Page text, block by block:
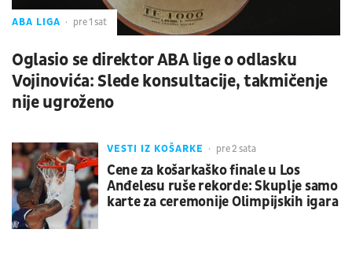
ABA LIGA pre 1 sat
Oglasio se direktor ABA lige o odlasku
Vojinovića: Slede konsultacije, takmičenje
nije ugroženo
VESTI IZ KOŠARKE pre 2 sata
Cene za košarkaško finale u Los
Anđelesu ruše rekorde: Skuplje samo
karte za ceremonije Olimpijskih igara